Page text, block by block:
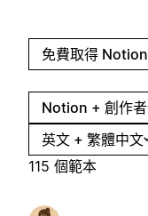
免費取得 Notion
Notion + 創作者
英文 + 繁體中文
115 個範本